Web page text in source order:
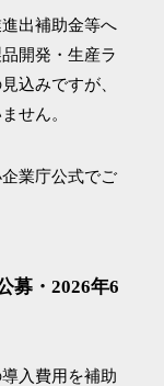
出補助金等へ
開発・生産ラ
込みですが、
せん。
業庁公式でご
募・2026年6
入費用を補助